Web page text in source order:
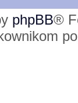
phpBB®